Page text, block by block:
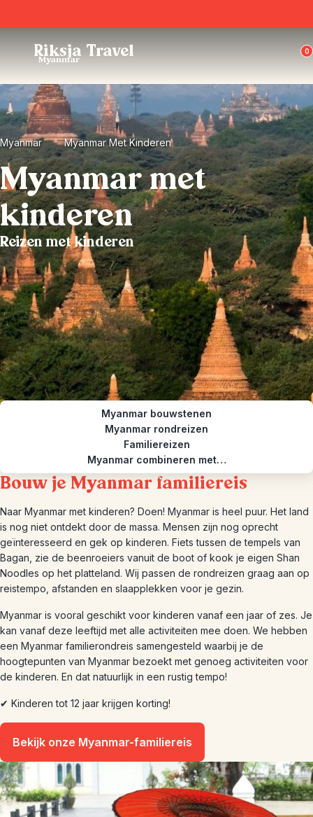
Riksja Travel
Myanmar
0
Myanmar Myanmar Met Kinderen
Myanmar met
kinderen
Reizen met kinderen
Myanmar bouwstenen
Myanmar rondreizen
Familiereizen
Myanmar combineren met…
Bouw je Myanmar familiereis
Naar Myanmar met kinderen? Doen! Myanmar is heel puur. Het land
is nog niet ontdekt door de massa. Mensen zijn nog oprecht
geïnteresseerd en gek op kinderen. Fiets tussen de tempels van
Bagan, zie de beenroeiers vanuit de boot of kook je eigen Shan
Noodles op het platteland. Wij passen de rondreizen graag aan op
reistempo, afstanden en slaapplekken voor je gezin.
Myanmar is vooral geschikt voor kinderen vanaf een jaar of zes. Je
kan vanaf deze leeftijd met alle activiteiten mee doen. We hebben
een Myanmar familierondreis samengesteld waarbij je de
hoogtepunten van Myanmar bezoekt met genoeg activiteiten voor
de kinderen. En dat natuurlijk in een rustig tempo!
✔ Kinderen tot 12 jaar krijgen korting!
Bekijk onze Myanmar-familiereis